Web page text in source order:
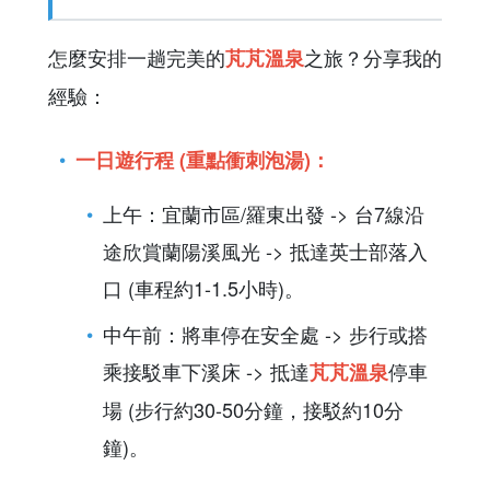
怎麼安排一趟完美的芃芃溫泉之旅？分享我的
經驗：
一日遊行程 (重點衝刺泡湯)：
上午：宜蘭市區/羅東出發 -> 台7線沿
途欣賞蘭陽溪風光 -> 抵達英士部落入
口 (車程約1-1.5小時)。
中午前：將車停在安全處 -> 步行或搭
乘接駁車下溪床 -> 抵達芃芃溫泉停車
場 (步行約30-50分鐘，接駁約10分
鐘)。